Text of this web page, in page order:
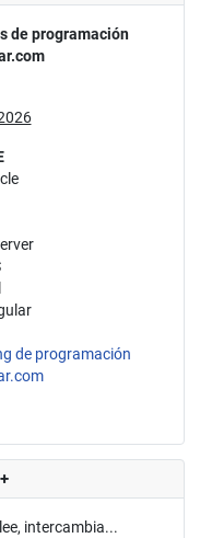
de programación
de programación
intercambia...